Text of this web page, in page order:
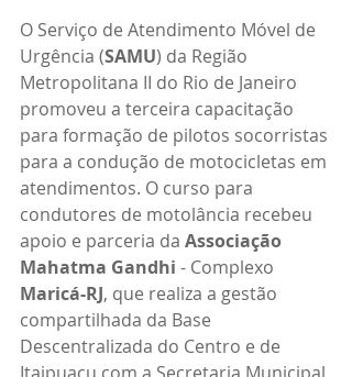
O Serviço de Atendimento Móvel de
Urgência (SAMU) da Região
Metropolitana II do Rio de Janeiro
promoveu a terceira capacitação
para formação de pilotos socorristas
para a condução de motocicletas em
atendimentos. O curso para
condutores de motolância recebeu
apoio e parceria da Associação
Mahatma Gandhi - Complexo
Maricá-RJ, que realiza a gestão
compartilhada da Base
Descentralizada do Centro e de